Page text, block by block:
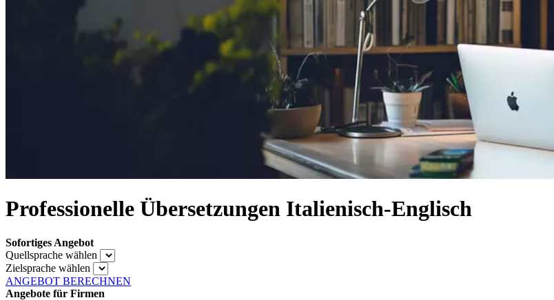
Professionelle Übersetzungen Italienisch-Englisch
Sofortiges Angebot
Quellsprache wählen
Zielsprache wählen
ANGEBOT BERECHNEN
Angebote für Firmen